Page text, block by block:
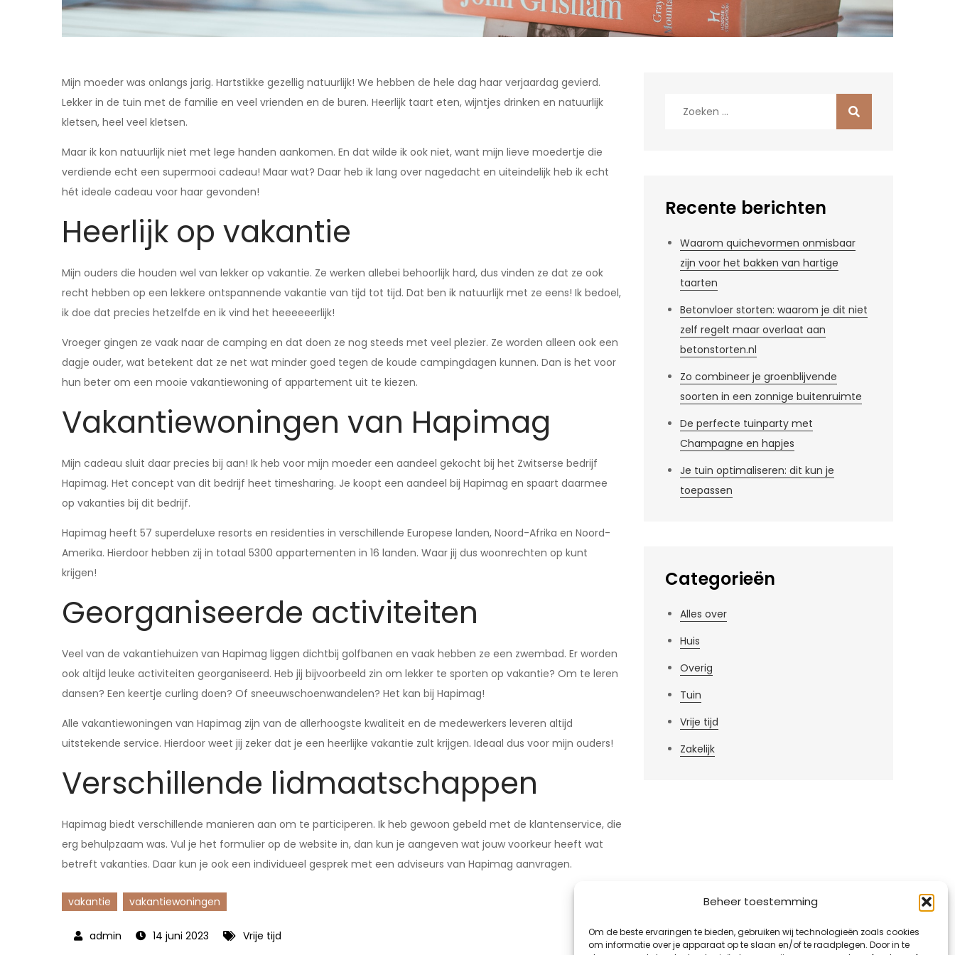
Beheer toestemming
Om de beste ervaringen te bieden, gebruiken wij technologieën zoals cookies
om informatie over je apparaat op te slaan en/of te raadplegen. Door in te
Mijn moeder was onlangs jarig. Hartstikke gezellig natuurlijk! We hebben de hele dag haar verjaardag gevierd.
Lekker in de tuin met de familie en veel vrienden en de buren. Heerlijk taart eten, wijntjes drinken en natuurlijk
kletsen, heel veel kletsen.
Maar ik kon natuurlijk niet met lege handen aankomen. En dat wilde ik ook niet, want mijn lieve moedertje die
verdiende echt een supermooi cadeau! Maar wat? Daar heb ik lang over nagedacht en uiteindelijk heb ik echt
hét ideale cadeau voor haar gevonden!
Heerlijk op vakantie
Mijn ouders die houden wel van lekker op vakantie. Ze werken allebei behoorlijk hard, dus vinden ze dat ze ook
recht hebben op een lekkere ontspannende vakantie van tijd tot tijd. Dat ben ik natuurlijk met ze eens! Ik bedoel,
ik doe dat precies hetzelfde en ik vind het heeeeeerlijk!
Vroeger gingen ze vaak naar de camping en dat doen ze nog steeds met veel plezier. Ze worden alleen ook een
dagje ouder, wat betekent dat ze net wat minder goed tegen de koude campingdagen kunnen. Dan is het voor
hun beter om een mooie vakantiewoning of appartement uit te kiezen.
Vakantiewoningen van Hapimag
Mijn cadeau sluit daar precies bij aan! Ik heb voor mijn moeder een aandeel gekocht bij het Zwitserse bedrijf
Hapimag. Het concept van dit bedrijf heet timesharing. Je koopt een aandeel bij Hapimag en spaart daarmee
op vakanties bij dit bedrijf.
Hapimag heeft 57 superdeluxe resorts en residenties in verschillende Europese landen, Noord-Afrika en Noord-
Amerika. Hierdoor hebben zij in totaal 5300 appartementen in 16 landen. Waar jij dus woonrechten op kunt
krijgen!
Georganiseerde activiteiten
Veel van de vakantiehuizen van Hapimag liggen dichtbij golfbanen en vaak hebben ze een zwembad. Er worden
ook altijd leuke activiteiten georganiseerd. Heb jij bijvoorbeeld zin om lekker te sporten op vakantie? Om te leren
dansen? Een keertje curling doen? Of sneeuwschoenwandelen? Het kan bij Hapimag!
Alle vakantiewoningen van Hapimag zijn van de allerhoogste kwaliteit en de medewerkers leveren altijd
uitstekende service. Hierdoor weet jij zeker dat je een heerlijke vakantie zult krijgen. Ideaal dus voor mijn ouders!
Verschillende lidmaatschappen
Hapimag biedt verschillende manieren aan om te participeren. Ik heb gewoon gebeld met de klantenservice, die
erg behulpzaam was. Vul je het formulier op de website in, dan kun je aangeven wat jouw voorkeur heeft wat
betreft vakanties. Daar kun je ook een individueel gesprek met een adviseurs van Hapimag aanvragen.
vakantie vakantiewoningen
14 juni 2023 Vrije tijd
Recente berichten
Waarom quichevormen onmisbaar
zijn voor het bakken van hartige
taarten
Betonvloer storten: waarom je dit niet
zelf regelt maar overlaat aan
betonstorten.nl
Zo combineer je groenblijvende
soorten in een zonnige buitenruimte
De perfecte tuinparty met
Champagne en hapjes
Je tuin optimaliseren: dit kun je
toepassen
Categorieën
Alles over
Huis
Overig
Tuin
Vrije tijd
Zakelijk